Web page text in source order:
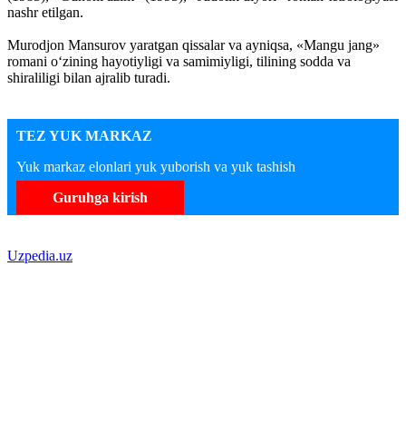
nashr etilgan.
Murodjon Mansurov yaratgan qissalar va ayniqsa, «Mangu jang»
romani o‘zining hayotiyligi va samimiyligi, tilining sodda va
shiraliligi bilan ajralib turadi.
TEZ YUK MARKAZ
Yuk markaz elonlari yuk yuborish va yuk tashish
Guruhga kirish
Uzpedia.uz